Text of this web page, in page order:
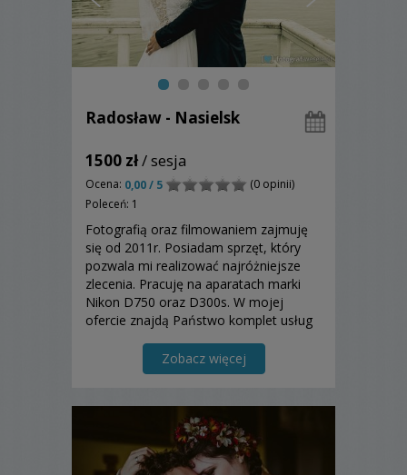
Radosław - Nasielsk
1500 zł/ sesja
Ocena: 0,00 / 5
(0 opinii)
Poleceń: 1
Fotografią oraz filmowaniem zajmuję
się od 2011r. Posiadam sprzęt, który
pozwala mi realizować najróżniejsze
zlecenia. Pracuję na aparatach marki
Nikon D750 oraz D300s. W mojej
ofercie znajdą Państwo komplet usług
zakresie Foto-Video.Zobacz więcej